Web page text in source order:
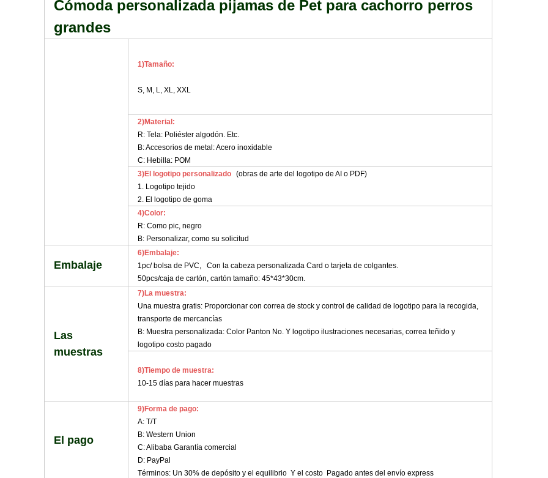
Cómoda personalizada pijamas de Pet para cachorro perros
grandes
1)Tamaño:
S, M, L, XL, XXL
2)Material:
R: Tela: Poliéster algodón. Etc.
B: Accesorios de metal: Acero inoxidable
C: Hebilla: POM
3)El logotipo personalizado (obras de arte del logotipo de AI o PDF)
1. Logotipo tejido
2. El logotipo de goma
4)Color:
R: Como pic, negro
B: Personalizar, como su solicitud
Embalaje
6)Embalaje:
1pc/ bolsa de PVC, Con la cabeza personalizada Card o tarjeta de colgantes.
50pcs/caja de cartón, cartón tamaño: 45*43*30cm.
Las
muestras
7)La muestra:
Una muestra gratis: Proporcionar con correa de stock y control de calidad de logotipo para la recogida,
transporte de mercancías
B: Muestra personalizada: Color Panton No. Y logotipo ilustraciones necesarias, correa teñido y
logotipo costo pagado
8)Tiempo de muestra:
10-15 días para hacer muestras
El pago
9)Forma de pago:
A: T/T
B: Western Union
C: Alibaba Garantía comercial
D: PayPal
Términos: Un 30% de depósito y el equilibrio Y el costo Pagado antes del envío express